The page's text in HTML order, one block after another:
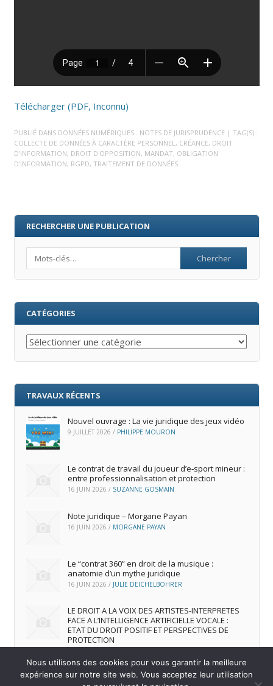
Télécharger (PDF, Inconnu)
PUBLIÉ DANS DONNÉES NUMÉRIQUES : NOTES DE JURISPRUDENCE | TAG(S) :
COLLECTE DE DONNÉES À CARACTÈRE PERSONNEL , CRÉANCE, DROIT
D'INFORMATION, DROIT D'OPPOSITION, MANDAT, OBLIGATION
D'INFORMATION, RGPD, TRAITEMENT DE DONNÉES
RECHERCHER UNE PUBLICATION
CATÉGORIES
Catégories
TRAVAUX RÉCENTS
Nouvel ouvrage : La vie juridique des jeux vidéo
9 JUILLET 2026 / PHILIPPE MOURON
Le contrat de travail du joueur d’e‑sport mineur :
entre professionnalisation et protection
16 JUIN 2026 / SUZANNE GOSMAIN
Note juridique – Morgane Payan
16 JUIN 2026 / MORGANE PAYAN
Le “contrat 360” en droit de la musique :
anatomie d’un mythe juridique
16 JUIN 2026 / JULIE DEICHELBOHRER
LE DROIT A LA VOIX DES ARTISTES-INTERPRETES
FACE A L’INTELLIGENCE ARTIFICIELLE VOCALE :
ETAT DU DROIT POSITIF ET PERSPECTIVES DE
PROTECTION
Nous utilisons des cookies pour vous garantir la meilleure
expérience sur notre site web. Vous acceptez leur utilisation